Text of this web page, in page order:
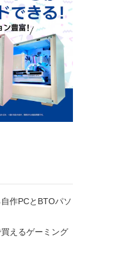
作PCとBTOパソ
えるゲーミング